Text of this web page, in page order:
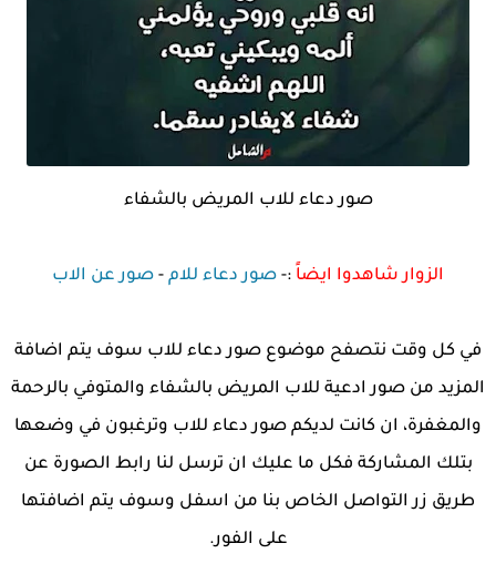
صور دعاء للاب المريض بالشفاء
الزوار شاهدوا ايضاً :- صور دعاء للام - صور عن الاب
في كل وقت نتصفح موضوع صور دعاء للاب سوف يتم اضافة
المزيد من صور ادعية للاب المريض بالشفاء والمتوفي بالرحمة
والمغفرة، ان كانت لديكم صور دعاء للاب وترغبون في وضعها
بتلك المشاركة فكل ما عليك ان ترسل لنا رابط الصورة عن
طريق زر التواصل الخاص بنا من اسفل وسوف يتم اضافتها
على الفور.